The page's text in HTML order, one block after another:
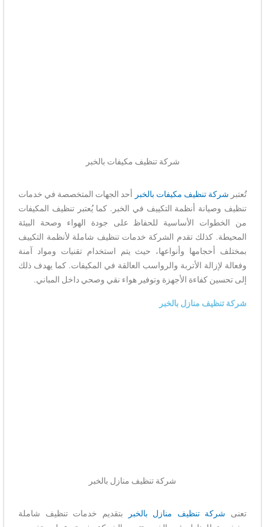
شركة تنظيف مكيفات بالخبر
تُعتبر شركة تنظيف مكيفات بالخبر أحد الجهات المتخصصة في خدمات
تنظيف وصيانة أنظمة التكييف في الخبر. كما يُعتبر تنظيف المكيفات
من الخطوات الأساسية للحفاظ على جودة الهواء وصحة البيئة
المحيطة. كذلك تقدم الشركة خدمات تنظيف شاملة لأنظمة التكييف
بمختلف أحجامها وأنواعها، حيث يتم استخدام تقنيات ومواد آمنة
وفعالة لإزالة الأتربة والرواسب العالقة في المكيفات. كما يهدف ذلك
إلى تحسين كفاءة الأجهزة وتوفير هواء نقي وصحي داخل المباني.
شركة تنظيف منازل بالخبر
شركة تنظيف منازل بالخبر
تعنى شركة تنظيف منازل بالخبر
بتقديم خدمات تنظيف شاملة